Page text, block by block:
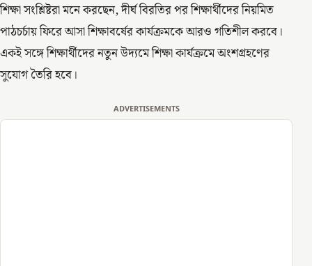
শিক্ষা সংশ্লিষ্টরা মনে করছেন, দীর্ঘ বিরতির পর শিক্ষার্থীদের নিয়মিত
পাঠচর্চায় ফিরে আসা শিক্ষাবর্ষের কার্যক্রমকে আরও গতিশীল করবে।
একই সঙ্গে শিক্ষার্থীদের নতুন উদ্যমে শিক্ষা কার্যক্রমে অংশগ্রহণের
সুযোগ তৈরি হবে।
ADVERTISEMENTS